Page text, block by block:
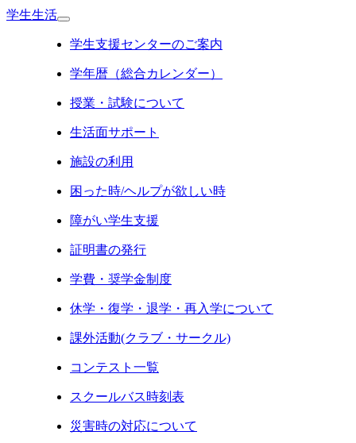
学生生活
学生支援センターのご案内
学年暦（総合カレンダー）
授業・試験について
生活面サポート
施設の利用
困った時/ヘルプが欲しい時
障がい学生支援
証明書の発行
学費・奨学金制度
休学・復学・退学・再入学について
課外活動(クラブ・サークル)
コンテスト一覧
スクールバス時刻表
災害時の対応について